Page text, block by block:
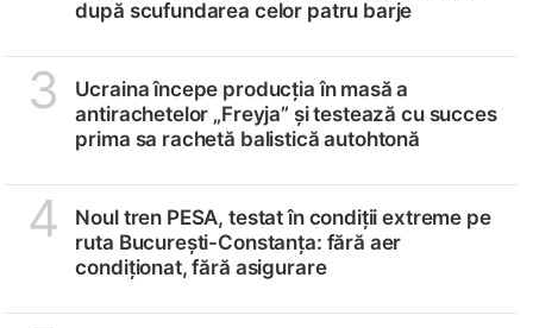
după scufundarea celor patru barje
3
Ucraina începe producția în masă a
antirachetelor „Freyja” și testează cu succes
prima sa rachetă balistică autohtonă
4
Noul tren PESA, testat în condiții extreme pe
ruta București-Constanța: fără aer
condiționat, fără asigurare